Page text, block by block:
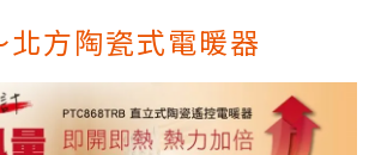
北方陶瓷式電暖器